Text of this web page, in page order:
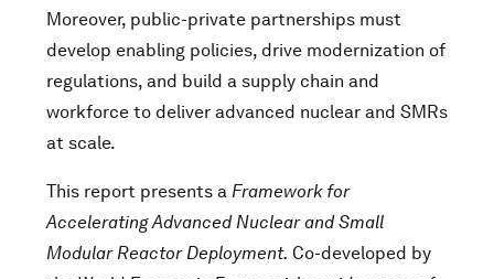
Moreover, public-private partnerships must
develop enabling policies, drive modernization of
regulations, and build a supply chain and
workforce to deliver advanced nuclear and SMRs
at scale.
This report presents a Framework for
Accelerating Advanced Nuclear and Small
Modular Reactor Deployment. Co-developed by